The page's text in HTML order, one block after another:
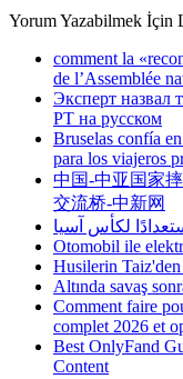
Yorum Yazabilmek İçin
comment la
de l’Assemblée
Эксперт назвал
РТ на русском
Bruselas confía
para los viajeros
中国-中亚国家
交流桥-中新网
لكأس آسيا
Otomobil ile
Husilerin Taiz'den
Altında savaş
Comment faire
complet 2026 et
Best OnlyFand
Content